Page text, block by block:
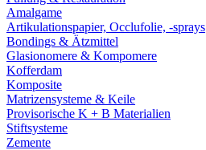
Amalgame
Artikulationspapier, Occlufolie, -sprays
Bondings & Ätzmittel
Glasionomere & Kompomere
Kofferdam
Komposite
Matrizensysteme & Keile
Provisorische K + B Materialien
Stiftsysteme
Zemente